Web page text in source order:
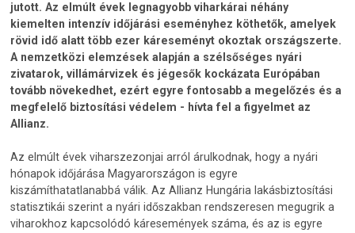
jutott. Az elmúlt évek legnagyobb viharkárai néhány
kiemelten intenzív időjárási eseményhez köthetők, amelyek
rövid idő alatt több ezer káreseményt okoztak országszerte.
A nemzetközi elemzések alapján a szélsőséges nyári
zivatarok, villámárvizek és jégesők kockázata Európában
tovább növekedhet, ezért egyre fontosabb a megelőzés és a
megfelelő biztosítási védelem - hívta fel a figyelmet az
Allianz.
Az elmúlt évek viharszezonjai arról árulkodnak, hogy a nyári
hónapok időjárása Magyarországon is egyre
kiszámíthatatlanabbá válik. Az Allianz Hungária lakásbiztosítási
statisztikái szerint a nyári időszakban rendszeresen megugrik a
viharokhoz kapcsolódó káresemények száma, és az is egyre